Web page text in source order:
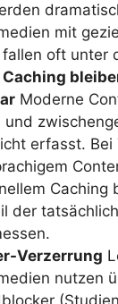
mit
oft unter
Caching
Moderne
und
erfasst. Bei
Caching
der
Verzerrung
nutzen